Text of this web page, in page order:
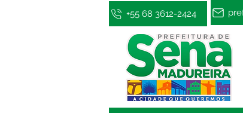
+55 68 3612-2424